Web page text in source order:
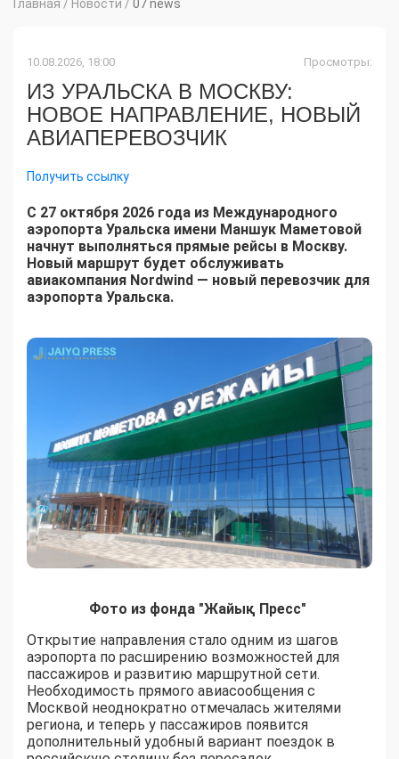
Главная / Новости / 07 news
10.08.2026, 18:00 Просмотры:
ИЗ УРАЛЬСКА В МОСКВУ:
НОВОЕ НАПРАВЛЕНИЕ, НОВЫЙ
АВИАПЕРЕВОЗЧИК
Получить ссылку
С 27 октября 2026 года из Международного
аэропорта Уральска имени Маншук Маметовой
начнут выполняться прямые рейсы в Москву.
Новый маршрут будет обслуживать
авиакомпания Nordwind — новый перевозчик для
аэропорта Уральска.
Фото из фонда "Жайық Пресс"
Открытие направления стало одним из шагов
аэропорта по расширению возможностей для
пассажиров и развитию маршрутной сети.
Необходимость прямого авиасообщения с
Москвой неоднократно отмечалась жителями
региона, и теперь у пассажиров появится
дополнительный удобный вариант поездок в